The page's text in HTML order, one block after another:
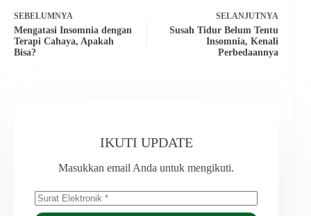
SEBELUMNYA
Mengatasi Insomnia dengan
Terapi Cahaya, Apakah
Bisa?
SELANJUTNYA
Susah Tidur Belum Tentu
Insomnia, Kenali
Perbedaannya
IKUTI UPDATE
Masukkan email Anda untuk mengikuti.